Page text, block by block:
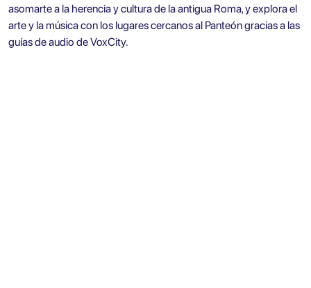
asomarte a la herencia y cultura de la antigua Roma, y explora el
arte y la música con los lugares cercanos al Panteón gracias a las
guías de audio de VoxCity.